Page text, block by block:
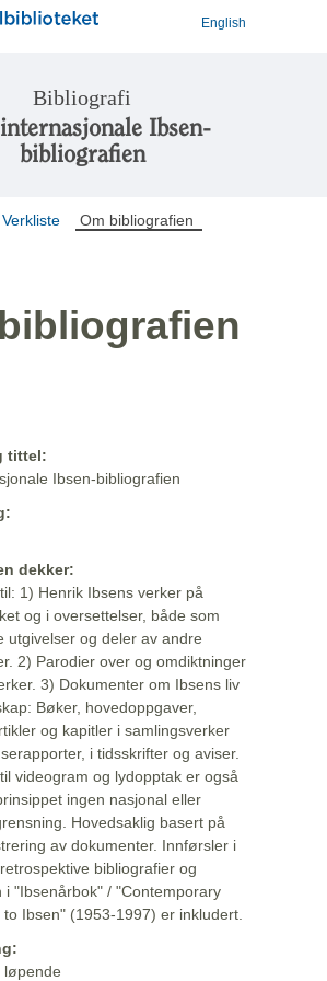
English
Bibliografi
Ibsen-
bibliografien
Verkliste Om bibliografien
tittel:
Ibsen-bibliografien
dekker:
1) Henrik Ibsens verker på
og i oversettelser, både som
utgivelser og deler av andre
2) Parodier over og omdiktninger
3) Dokumenter om Ibsens liv
Bøker, hovedoppgaver,
og kapitler i samlingsverker
i tidsskrifter og aviser.
videogram og lydopptak er også
ingen nasjonal eller
Hovedsaklig basert på
av dokumenter. Innførsler i
bibliografier og
i "Ibsenårbok" / "Contemporary
Ibsen" (1953-1997) er inkludert.
løpende